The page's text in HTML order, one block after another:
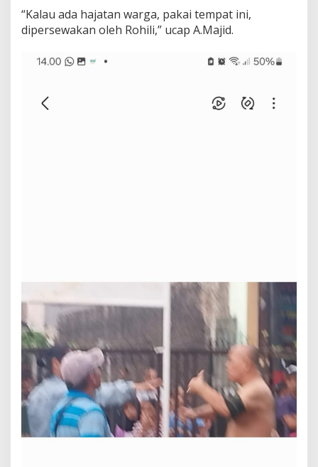
“Kalau ada hajatan warga, pakai tempat ini,
dipersewakan oleh Rohili,” ucap A.Majid.